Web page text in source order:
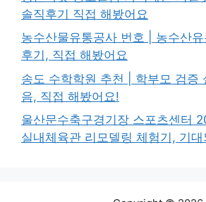
솔직후기 직접 해봤어요
농수산물유통공사 번호 | 농수산
후기, 직접 해봤어요
송도 수학학원 추천 | 학부모 검증
음, 직접 해봤어요!
울산문수축구경기장 스포츠센터
실내체육관 리모델링 체험기, 기